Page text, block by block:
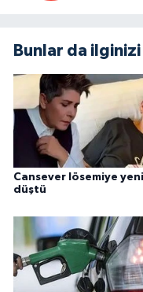
Bunlar da
Cansever lösemiye
düştü